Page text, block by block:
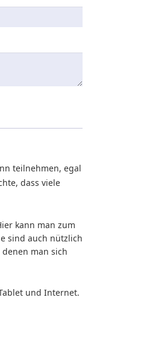
teilnehmen, egal
dass viele
kann man zum
sind auch nützlich
man sich
und Internet.